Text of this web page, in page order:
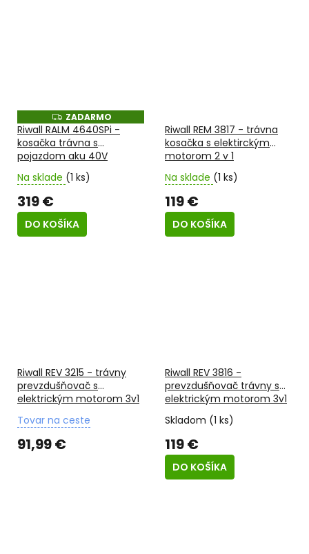
Z
A
D
A
R
O
ZADARMO
Riwall RALM 4640SPi -
kosačka trávna s
pojazdom aku 40V
Na sklade (1 ks)
319 €
DO KOŠÍKA
Riwall REM 3817 - trávna
kosačka s elektirckým
motorom 2 v 1
Na sklade (1 ks)
119 €
DO KOŠÍKA
Riwall REV 3215 - trávny
prevzdušňovač s
elektrickým motorom 3v1
Tovar na ceste
91,99 €
Riwall REV 3816 -
prevzdušňovač trávny s
elektrickým motorom 3v1
Skladom (1 ks)
119 €
DO KOŠÍKA